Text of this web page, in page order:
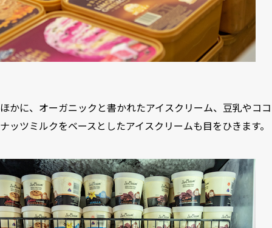
ほかに、オーガニックと書かれたアイスクリーム、豆乳やココ
ナッツミルクをベースとしたアイスクリームも目をひきます。